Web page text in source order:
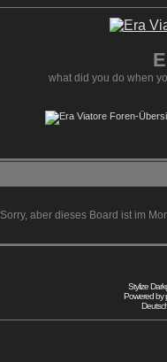
what did you do when
Sorry, aber dieses Board ist im
Stylize
Powered by